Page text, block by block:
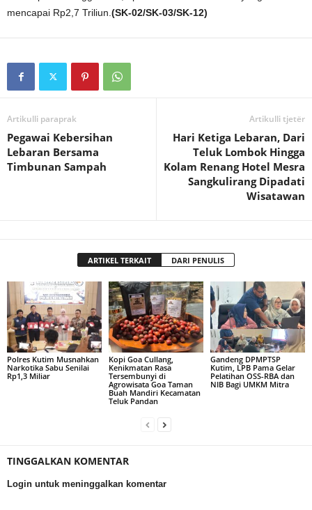
mencapai Rp2,7 Triliun. (SK-02/SK-03/SK-12)
Artikulli paraprak
Pegawai Kebersihan
Lebaran Bersama
Timbunan Sampah
Artikulli tjetër
Hari Ketiga Lebaran, Dari
Teluk Lombok Hingga
Kolam Renang Hotel Mesra
Sangkulirang Dipadati
Wisatawan
ARTIKEL TERKAIT DARI PENULIS
Polres Kutim Musnahkan
Narkotika Sabu Senilai
Rp1,3 Miliar
Kopi Goa Cullang,
Kenikmatan Rasa
Tersembunyi di
Agrowisata Goa Taman
Buah Mandiri Kecamatan
Teluk Pandan
Gandeng DPMPTSP
Kutim, LPB Pama Gelar
Pelatihan OSS-RBA dan
NIB Bagi UMKM Mitra
TINGGALKAN KOMENTAR
Login untuk meninggalkan komentar